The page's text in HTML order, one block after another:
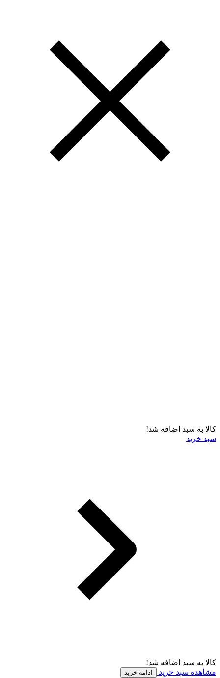
کالا به سبد اضافه شد!
سبد خرید
کالا به سبد اضافه شد!
مشاهده سبد خرید
ادامه خرید